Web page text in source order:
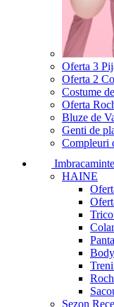
Oferta 3
Oferta 2
Costume
Oferta
Bluze de
Genti de
Compleuri
Imbracaminte
HAINE
Sezon Rece